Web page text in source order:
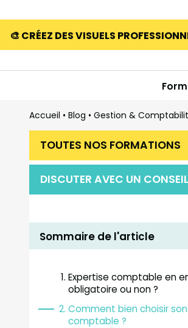
🎨 CRÉEZ DES VISUELS
Accueil • Blog • Gestion &
TOUTES NOS FORMATIONS
DISCUTER AVEC UN
Sommaire de l'article
Expertise comptable en
obligatoire ou non ?
Comment bien choisir
comptable ?